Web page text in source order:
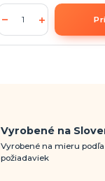
Vyrobené na
Vyrobené na mieru
požiadaviek